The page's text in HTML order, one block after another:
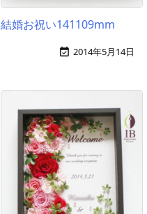
結婚お祝い141109mm
 2014年5月14日